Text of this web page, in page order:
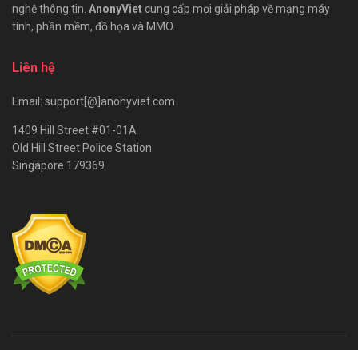
nghệ thông tin. AnonyViet cung cấp mọi giải pháp về mạng máy
tính, phần mềm, đồ họa và MMO.
Liên hệ
Email: support[@]anonyviet.com
1409 Hill Street #01-01A
Old Hill Street Police Station
Singapore 179369